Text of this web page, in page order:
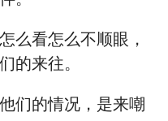
么看怎么不顺眼，
的来往。
们的情况，是来嘲